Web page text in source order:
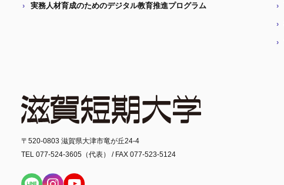
実務人材育成のためのデジタル教育推進プログラム
〒520-0803 滋賀県大津市竜が丘24-4
TEL 077-524-3605（代表） / FAX 077-523-5124